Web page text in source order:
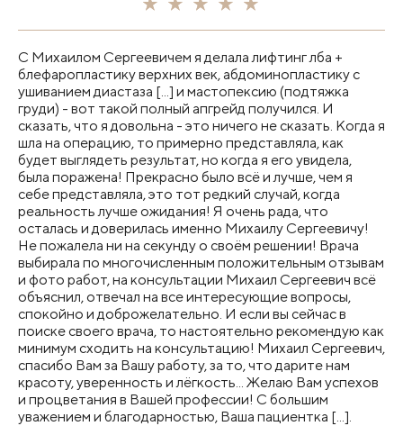
С Михаилом Сергеевичем я делала лифтинг лба +
блефаропластику​ верхних век, абдоминопластику​ с
ушиванием диастаза [...] и мастопексию​ (подтяжка
груди​) - вот такой полный апгрейд получился. И
сказать, что я довольна - это ничего не сказать. Когда я
шла на операцию, то примерно представляла, как
будет выглядеть результат, но когда я его увидела,
была поражена! Прекрасно было всё и лучше, чем я
себе представляла, это тот редкий случай, когда
реальность лучше ожидания! Я очень рада, что
осталась и доверилась именно Михаилу Сергеевичу!
Не пожалела ни на секунду о своём решении! Врача
выбирала по многочисленным положительным отзывам
и фото работ, на консультации Михаил Сергеевич всё
объяснил, отвечал на все интересующие вопросы,
спокойно и доброжелательно. И если вы сейчас в
поиске своего врача, то настоятельно рекомендую как
минимум сходить на консультацию! Михаил Сергеевич,
спасибо Вам за Вашу работу, за то, что дарите нам
красоту, уверенность и лёгкость... Желаю Вам успехов
и процветания в Вашей профессии! С большим
уважением и благодарностью, Ваша пациентка [...].